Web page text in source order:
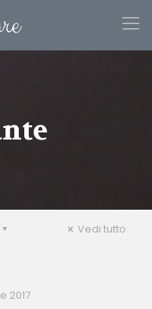
Vedi tutto
2017